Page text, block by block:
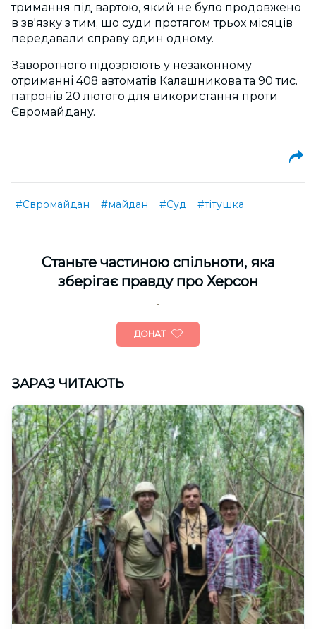
тримання під вартою, який не було продовжено
в зв'язку з тим, що суди протягом трьох місяців
передавали справу один одному.
Заворотного підозрюють у незаконному
отриманні 408 автоматів Калашникова та 90 тис.
патронів 20 лютого для використання проти
Євромайдану.
#Євромайдан #майдан #Суд #тітушка
Cтаньте частиною спільноти, яка
зберігає правду про Херсон
ДОНАТ
ЗАРАЗ ЧИТАЮТЬ